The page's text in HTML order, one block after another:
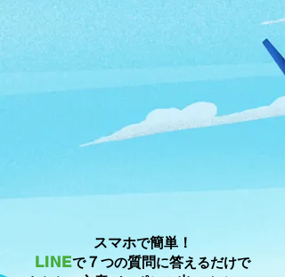
スマホで簡単！
LINEで７つの質問に答えるだけで